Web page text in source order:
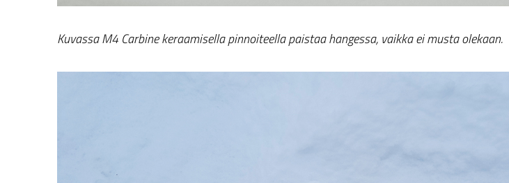
Kuvassa M4 Carbine keraamisella pinnoiteella paistaa hangessa, vaikka ei musta olekaan.